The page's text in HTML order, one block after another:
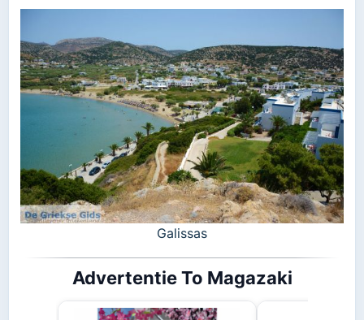
Galissas
Advertentie To Magazaki